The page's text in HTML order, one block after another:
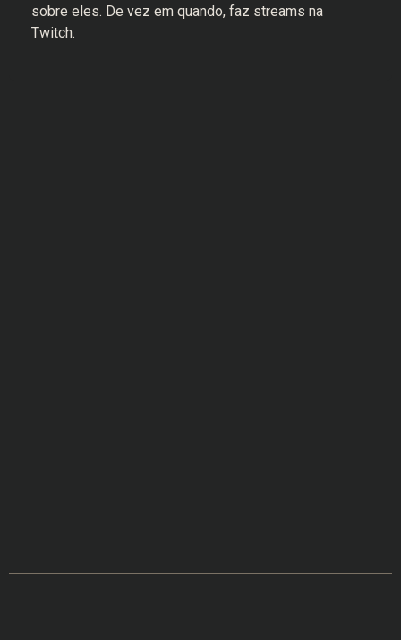
sobre eles. De vez em quando, faz streams na
Twitch.